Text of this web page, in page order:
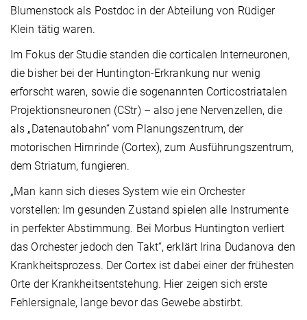
Blumenstock als Postdoc in der Abteilung von Rüdiger
Klein tätig waren.
Im Fokus der Studie standen die corticalen Interneuronen,
die bisher bei der Huntington-Erkrankung nur wenig
erforscht waren, sowie die sogenannten Corticostriatalen
Projektionsneuronen (CStr) – also jene Nervenzellen, die
als „Datenautobahn“ vom Planungszentrum, der
motorischen Hirnrinde (Cortex), zum Ausführungszentrum,
dem Striatum, fungieren.
„Man kann sich dieses System wie ein Orchester
vorstellen: Im gesunden Zustand spielen alle Instrumente
in perfekter Abstimmung. Bei Morbus Huntington verliert
das Orchester jedoch den Takt“, erklärt Irina Dudanova den
Krankheitsprozess. Der Cortex ist dabei einer der frühesten
Orte der Krankheitsentstehung. Hier zeigen sich erste
Fehlersignale, lange bevor das Gewebe abstirbt.